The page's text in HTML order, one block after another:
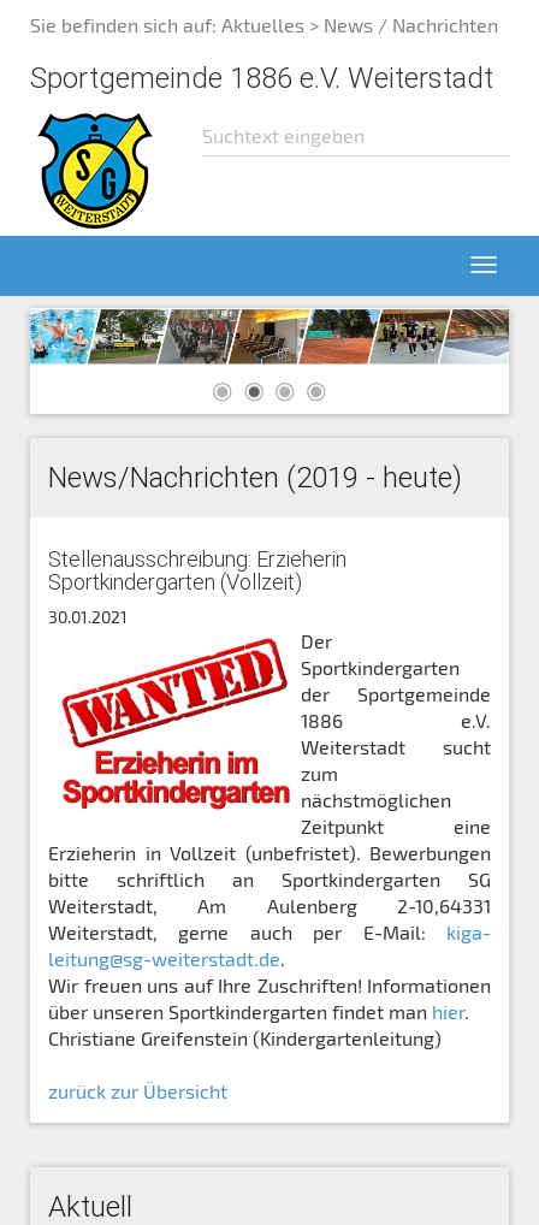
Sie befinden sich auf: Aktuelles > News / Nachrichten
Sportgemeinde 1886 e.V. Weiterstadt
News/Nachrichten (2019 - heute)
Stellenausschreibung: Erzieherin
Sportkindergarten (Vollzeit)
30.01.2021
Der
Sportkindergarten
der Sportgemeinde
1886 e.V.
Weiterstadt sucht
zum
nächstmöglichen
Zeitpunkt eine
Erzieherin in Vollzeit (unbefristet). Bewerbungen
bitte schriftlich an Sportkindergarten SG
Weiterstadt, Am Aulenberg 2-10,64331
Weiterstadt, gerne auch per E-Mail: kiga-
leitung@sg-weiterstadt.de.
Wir freuen uns auf Ihre Zuschriften! Informationen
über unseren Sportkindergarten findet man hier.
Christiane Greifenstein (Kindergartenleitung)
zurück zur Übersicht
Aktuell